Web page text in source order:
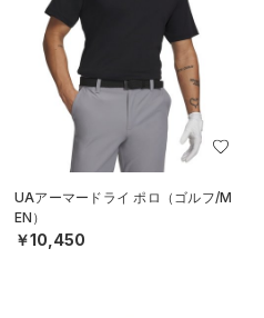
UAアーマードライ ポロ（ゴルフ/M
EN）
￥10,450